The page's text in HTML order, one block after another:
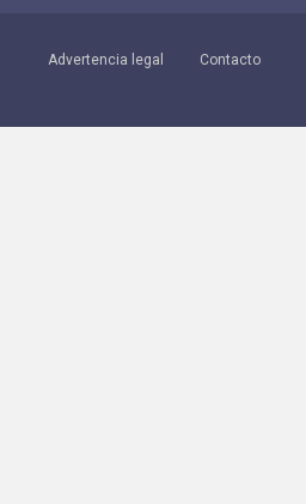
Advertencia legal Contacto